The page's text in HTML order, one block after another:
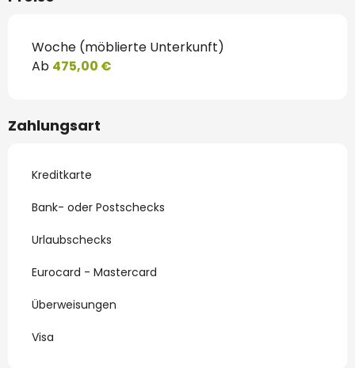
Woche (möblierte Unterkunft)
Ab 475,00 €
Zahlungsart
Kreditkarte
Bank- oder Postschecks
Urlaubschecks
Eurocard - Mastercard
Überweisungen
Visa